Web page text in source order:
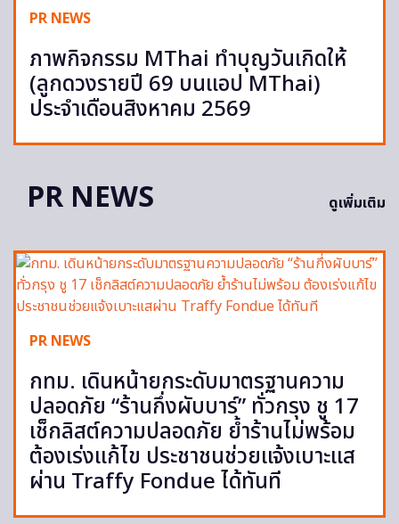
PR NEWS
ภาพกิจกรรม MThai ทำบุญวันเกิดให้
(ลูกดวงรายปี 69 บนแอป MThai)
ประจำเดือนสิงหาคม 2569
PR NEWS ดูเพิ่มเติม
PR NEWS
กทม. เดินหน้ายกระดับมาตรฐานความ
ปลอดภัย “ร้านกึ่งผับบาร์” ทั่วกรุง ชู 17
เช็กลิสต์ความปลอดภัย ย้ำร้านไม่พร้อม
ต้องเร่งแก้ไข ประชาชนช่วยแจ้งเบาะแส
ผ่าน Traffy Fondue ได้ทันที